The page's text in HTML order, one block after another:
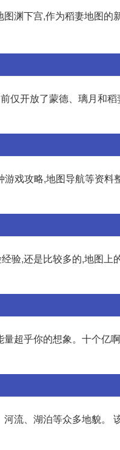
渊下宫,作为稻妻地图
仅开放了蒙德、璃月和
戏攻略,地图导航等资
验,还是比较多的,地图
超乎你的想象。十个亿
流、湖泊等众多地貌。